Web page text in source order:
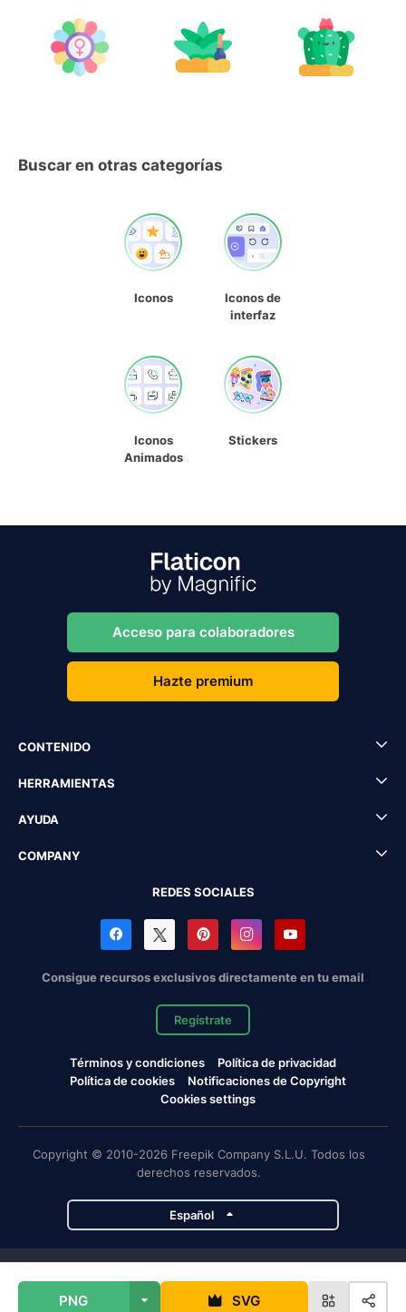
PNG SVG
Buscar en otras categorías
Iconos
Iconos de
interfaz
Iconos
Animados
Stickers
Acceso para colaboradores
Hazte premium
CONTENIDO
HERRAMIENTAS
AYUDA
COMPANY
REDES SOCIALES
Consigue recursos exclusivos directamente en tu email
Regístrate
Términos y condiciones
Política de privacidad
Política de cookies
Notificaciones de Copyright
Cookies settings
Copyright © 2010-2026 Freepik Company S.L.U. Todos los
derechos reservados.
Español